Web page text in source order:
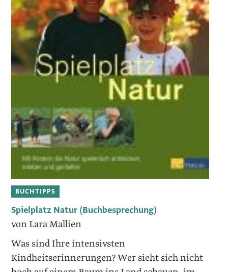
BUCHTIPPS
Spielplatz Natur (Buchbesprechung)
von Lara Mallien
Was sind Ihre intensivsten
Kindheitserinnerungen? Wer sieht sich nicht